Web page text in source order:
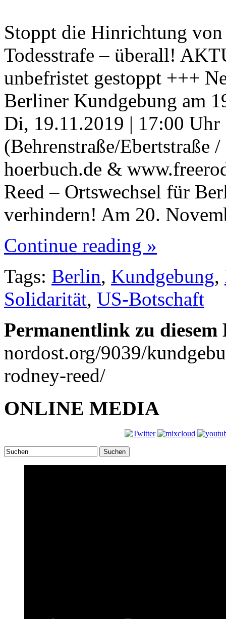
Stoppt die Hinrichtung
Todesstrafe – überall!
unbefristet gestoppt +++
Berliner Kundgebung am
Di, 19.11.2019 | 17:00 Uhr
(Behrenstraße/
hoerbuch.de &
Reed – Ortswechsel für
verhindern! Am 20.
Continue reading »
Tags: Berlin, Kundgebung,
Solidarität, US-Botschaft
Permanentlink zu
nordost.org/9039/
rodney-reed/
ONLINE MEDIA
Suchen